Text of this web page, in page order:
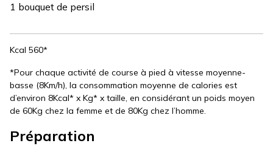
1 bouquet de persil
Kcal 560*
*Pour chaque activité de course à pied à vitesse moyenne-
basse (8Km/h), la consommation moyenne de calories est
d’environ 8Kcal* x Kg* x taille, en considérant un poids moyen
de 60Kg chez la femme et de 80Kg chez l’homme.
Préparation